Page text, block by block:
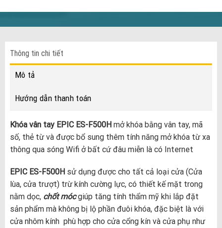
Thông tin chi tiết
Mô tả
Hướng dẫn thanh toán
Khóa vân tay EPIC ES-F500Hmở khóa bằng vân tay, mã
số, thẻ từ và được bổ sung thêm tính năng mở khóa từ xa
thông qua sóng Wifi ở bất cứ đâu miễn là có Internet
EPIC ES-F500H sử dụng được cho tất cả loại cửa (Cửa
lùa, cửa trượt) trừ kính cường lực, có thiết kế mặt trong
nằm dọc, chốt mócgiúp tăng tính thẩm mỹ khi lắp đặt
sản phẩm mà không bị lộ phần đuôi khóa, đặc biệt là với
cửa nhôm kính phù hợp cho cửa cổng kín và cửa phụ như